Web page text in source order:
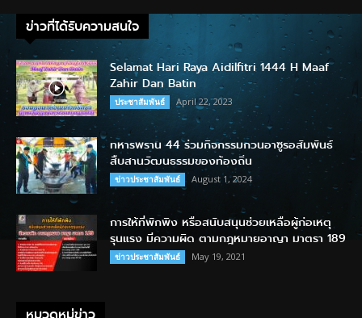
ข่าวที่ได้รับความสนใจ
Selamat Hari Raya Aidilfitri 1444 H Maaf
Zahir Dan Batin
ประชาสัมพันธ์ April 22, 2023
ทหารพราน 44 ร่วมกิจกรรมกวนอาซูรอสัมพันธ์
สืบสานวัฒนธรรมของท้องถิ่น
ข่าวประชาสัมพันธ์ August 1, 2024
การให้ที่พักพิง หรือสนับสนุนช่วยเหลือผู้ก่อเหตุ
รุนแรง มีความผิด ตามกฎหมายอาญา มาตรา 189
ข่าวประชาสัมพันธ์ May 19, 2021
หมวดหมู่ข่าว